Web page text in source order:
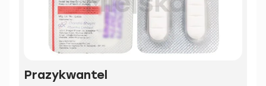
Prazykwantel